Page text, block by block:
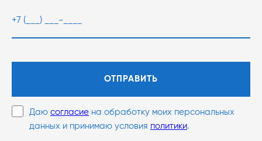
ОТПРАВИТЬ
Даю согласие на обработку моих персональных
данных и принимаю условия политики.